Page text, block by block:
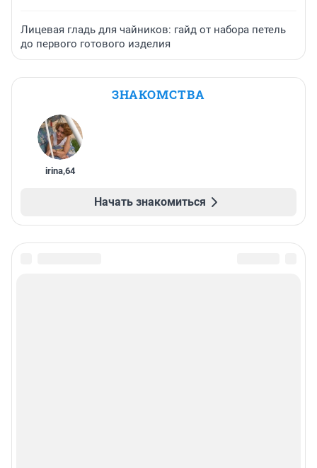
Лицевая гладь для чайников: гайд от набора петель
до первого готового изделия
ЗНАКОМСТВА
irina,64
Начать знакомиться